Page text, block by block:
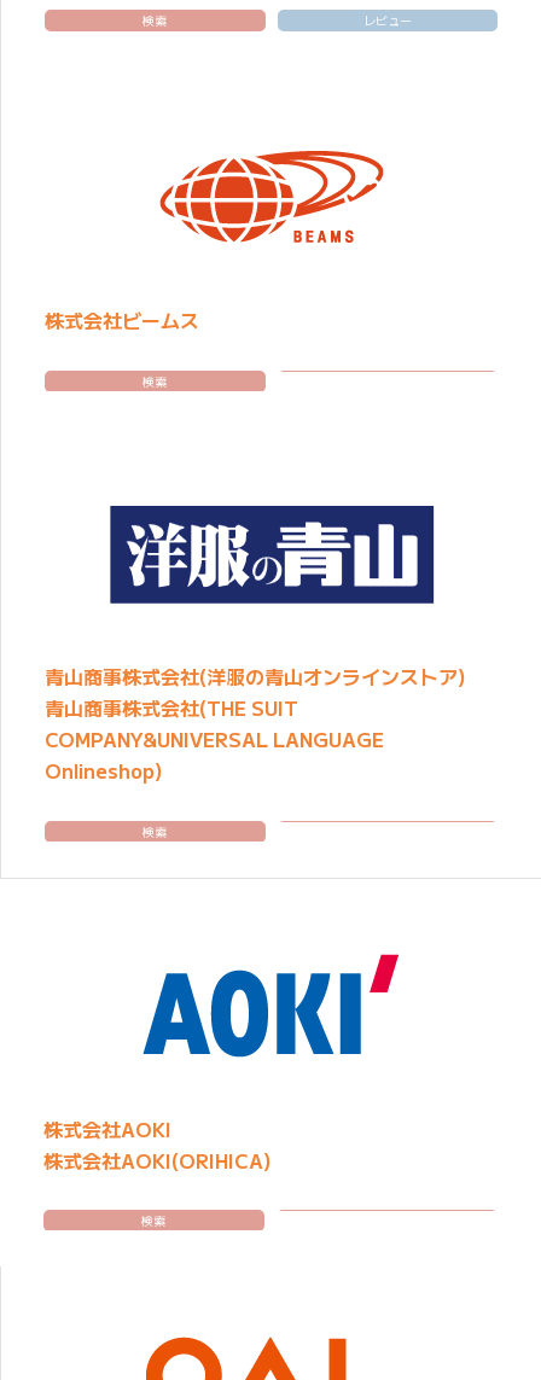
検索 レビュー
株式会社ビームス
検索
青山商事株式会社(洋服の青山オンラインストア)
青山商事株式会社(THE SUIT
COMPANY&UNIVERSAL LANGUAGE
Onlineshop)
検索
株式会社AOKI
株式会社AOKI(ORIHICA)
検索